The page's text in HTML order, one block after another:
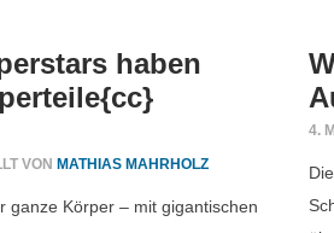
haben
VON MATHIAS MAHRHOLZ
ganze Körper – mit gigantischen
4.